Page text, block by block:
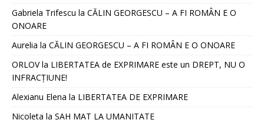
Gabriela Trifescu la CĂLIN GEORGESCU – A FI ROMÂN E O
ONOARE
Aurelia la CĂLIN GEORGESCU – A FI ROMÂN E O ONOARE
ORLOVla LIBERTATEA de EXPRIMARE este un DREPT, NU O
INFRACȚIUNE!
Alexianu Elena la LIBERTATEA DE EXPRIMARE
Nicoleta la SAH MAT LA UMANITATE